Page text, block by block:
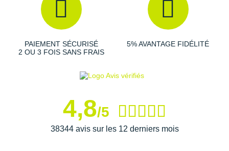
PAIEMENT SÉCURISÉ
2 OU 3 FOIS SANS FRAIS
5% AVANTAGE FIDÉLITÉ
4,8/5
38344 avis sur les 12 derniers mois